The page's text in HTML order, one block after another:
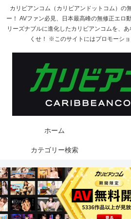
カリビアンコム（カリビアンドットコム）の
ー！ AVファン必見、日本最高峰の無修正エロ
リーズナブルに進化したカリビアンコムを、
くせ！ ※このサイトにはプロモーショ
ホーム
カテゴリー検索